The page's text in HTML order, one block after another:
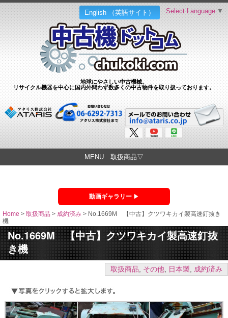
English （英語サイト）
地球にやさしい中古機械。
リサイクル機器を中心に国内外問わず数多くの中古物件を取り扱っております。
Select Language ▼
MENU 取扱商品▽
動画ギャラリー
Home > 取扱商品 > 成約済み > No.1669M 【中古】クツワキカイ製高速釘抜き
機
No.1669M 【中古】クツワキカイ製高速釘抜
き機
取扱商品, その他, 日本製, 成約済み